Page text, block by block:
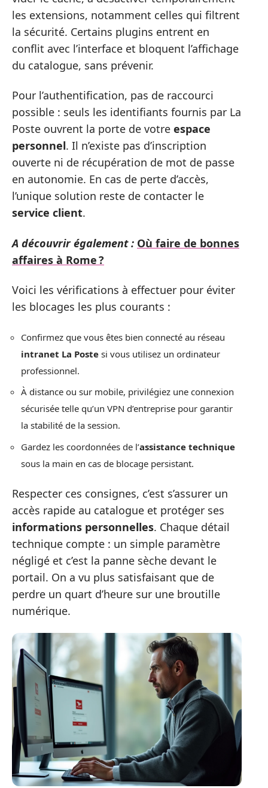
les extensions, notamment celles qui filtrent
la sécurité. Certains plugins entrent en
conflit avec l’interface et bloquent l’affichage
du catalogue, sans prévenir.
Pour l’authentification, pas de raccourci
possible : seuls les identifiants fournis par La
Poste ouvrent la porte de votre espace
personnel. Il n’existe pas d’inscription
ouverte ni de récupération de mot de passe
en autonomie. En cas de perte d’accès,
l’unique solution reste de contacter le
service client.
A découvrir également : Où faire de bonnes
affaires à Rome ?
Voici les vérifications à effectuer pour éviter
les blocages les plus courants :
Confirmez que vous êtes bien connecté au réseau
intranet La Poste si vous utilisez un ordinateur
professionnel.
À distance ou sur mobile, privilégiez une connexion
sécurisée telle qu’un VPN d’entreprise pour garantir
la stabilité de la session.
Gardez les coordonnées de l’assistance technique
sous la main en cas de blocage persistant.
Respecter ces consignes, c’est s’assurer un
accès rapide au catalogue et protéger ses
informations personnelles. Chaque détail
technique compte : un simple paramètre
négligé et c’est la panne sèche devant le
portail. On a vu plus satisfaisant que de
perdre un quart d’heure sur une broutille
numérique.